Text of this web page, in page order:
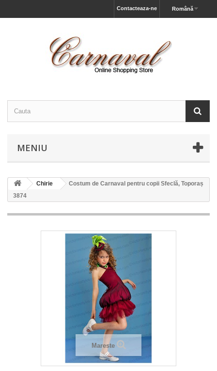
Română
Contacteaza-ne
MENIU
Chirie
Costum de Carnaval pentru copii Sfeclă, Toporaș
3874
Mareste